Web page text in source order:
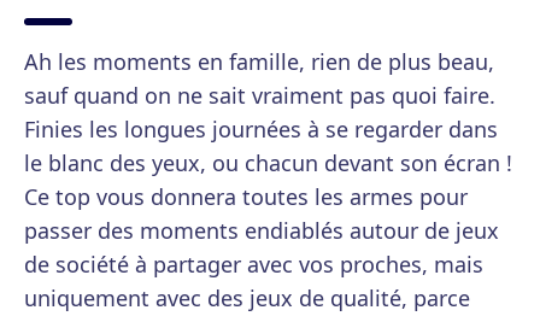
Ah les moments en famille, rien de plus beau,
sauf quand on ne sait vraiment pas quoi faire.
Finies les longues journées à se regarder dans
le blanc des yeux, ou chacun devant son écran !
Ce top vous donnera toutes les armes pour
passer des moments endiablés autour de jeux
de société à partager avec vos proches, mais
uniquement avec des jeux de qualité, parce